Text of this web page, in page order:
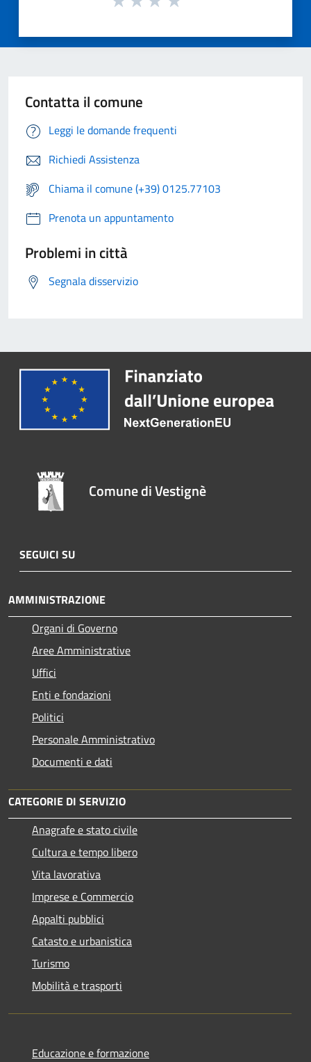
Contatta il comune
Leggi le domande frequenti
Richiedi Assistenza
Chiama il comune (+39) 0125.77103
Prenota un appuntamento
Problemi in città
Segnala disservizio
Comune di Vestignè
SEGUICI SU
AMMINISTRAZIONE
Organi di Governo
Aree Amministrative
Uffici
Enti e fondazioni
Politici
Personale Amministrativo
Documenti e dati
CATEGORIE DI SERVIZIO
Anagrafe e stato civile
Cultura e tempo libero
Vita lavorativa
Imprese e Commercio
Appalti pubblici
Catasto e urbanistica
Turismo
Mobilità e trasporti
Educazione e formazione